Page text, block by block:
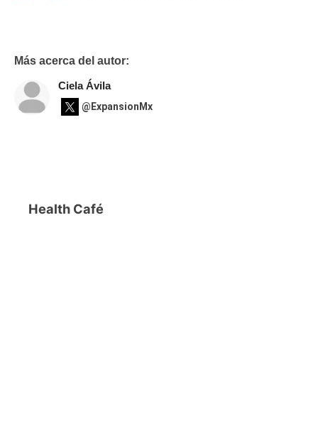
Más acerca del autor:
Ciela Ávila
@ExpansionMx
Health Café